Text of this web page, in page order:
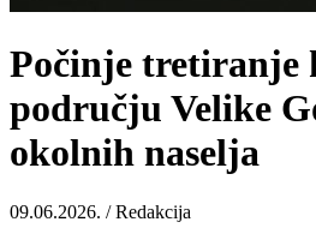
Počinje tretiranje
području Velike
okolnih naselja
09.06.2026. / Redakcija